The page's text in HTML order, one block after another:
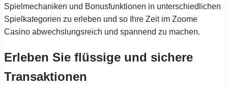
Spielmechaniken und Bonusfunktionen in unterschiedlichen
Spielkategorien zu erleben und so Ihre Zeit im Zoome
Casino abwechslungsreich und spannend zu machen.
Erleben Sie flüssige und sichere
Transaktionen